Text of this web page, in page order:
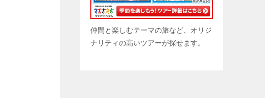
仲間と楽しむテーマの旅など、オリジ
ナリティの高いツアーが探せます。